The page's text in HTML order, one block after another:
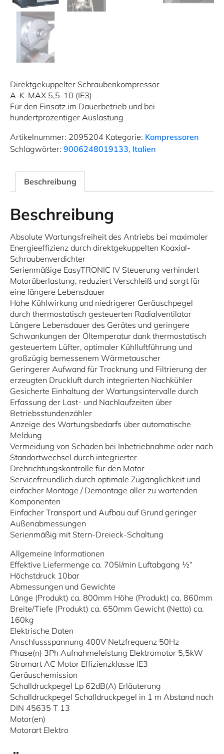
Direktgekuppelter Schraubenkompressor
A-K-MAX 5,5-10 (IE3)
Für den Einsatz im Dauerbetrieb und bei
hundertprozentiger Auslastung
Artikelnummer: 2095204 Kategorie: Kompressoren
Schlagwörter: 9006248019133, Italien
Beschreibung
Beschreibung
Absolute Wartungsfreiheit des Antriebs bei maximaler
Energieeffizienz durch direktgekuppelten Koaxial-
Schraubenverdichter
Serienmäßige EasyTRONIC IV Steuerung verhindert
Motorüberlastung, reduziert Verschleiß und sorgt für
eine längere Lebensdauer
Hohe Kühlwirkung und niedrigerer Geräuschpegel
durch thermostatisch gesteuerten Radialventilator
Längere Lebensdauer des Gerätes und geringere
Schwankungen der Öltemperatur dank thermostatisch
gesteuertem Lüfter, optimaler Kühlluftführung und
großzügig bemessenem Wärmetauscher
Geringerer Aufwand für Trocknung und Filtrierung der
erzeugten Druckluft durch integrierten Nachkühler
Gesicherte Einhaltung der Wartungsintervalle durch
Erfassung der Last- und Nachlaufzeiten über
Betriebsstundenzähler
Anzeige des Wartungsbedarfs über automatische
Meldung
Vermeidung von Schäden bei Inbetriebnahme oder nach
Standortwechsel durch integrierter
Drehrichtungskontrolle für den Motor
Servicefreundlich durch optimale Zugänglichkeit und
einfacher Montage / Demontage aller zu wartenden
Komponenten
Einfacher Transport und Aufbau auf Grund geringer
Außenabmessungen
Serienmäßig mit Stern-Dreieck-Schaltung
Allgemeine Informationen
Effektive Liefermenge ca. 705l/min Luftabgang ½“
Höchstdruck 10bar
Abmessungen und Gewichte
Länge (Produkt) ca. 800mm Höhe (Produkt) ca. 860mm
Breite/Tiefe (Produkt) ca. 650mm Gewicht (Netto) ca.
160kg
Elektrische Daten
Anschlussspannung 400V Netzfrequenz 50Hz
Phase(n) 3Ph Aufnahmeleistung Elektromotor 5,5kW
Stromart AC Motor Effizienzklasse IE3
Geräuschemission
Schalldruckpegel Lp 62dB(A) Erläuterung
Schalldruckpegel Schalldruckpegel in 1 m Abstand nach
DIN 45635 T 13
Motor(en)
Motorart Elektro